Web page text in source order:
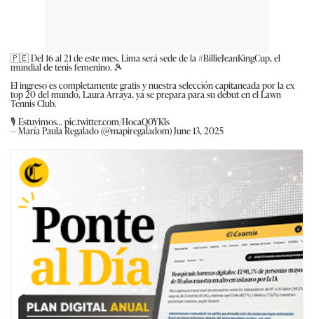
🇵🇪 Del 16 al 21 de este mes, Lima será sede de la#BillieJeanKingCup, el
mundial de tenis femenino. 🎾
El ingreso es completamente gratis y nuestra selección capitaneada por la ex
top 20 del mundo, Laura Arraya, ya se prepara para su debut en el Lawn
Tennis Club.
🎙️ Estuvimos…pic.twitter.com/HocaQ0YKls
— María Paula Regalado (@mapiregaladom)June 13, 2025